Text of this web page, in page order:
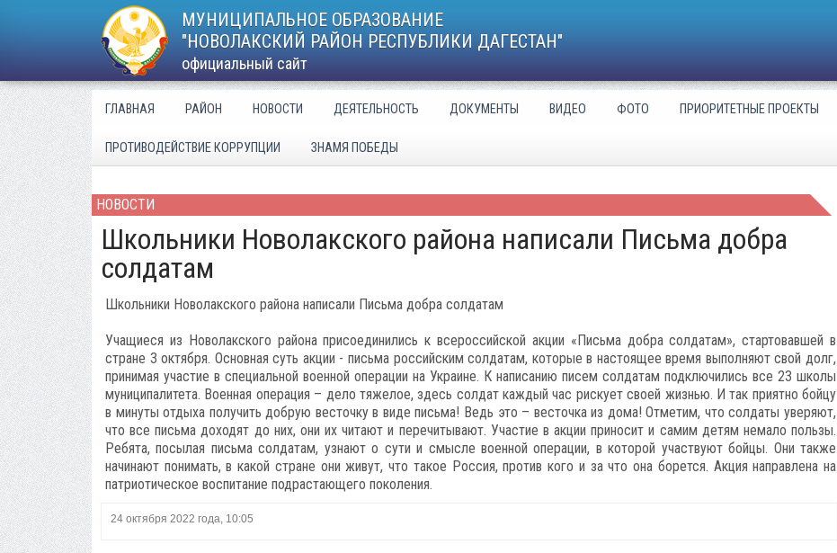
МУНИЦИПАЛЬНОЕ ОБРАЗОВАНИЕ
"НОВОЛАКСКИЙ РАЙОН РЕСПУБЛИКИ ДАГЕСТАН"
официальный сайт
ГЛАВНАЯ РАЙОН НОВОСТИ ДЕЯТЕЛЬНОСТЬ ДОКУМЕНТЫ ВИДЕО ФОТО ПРИОРИТЕТНЫЕ ПРОЕКТЫ
ПРОТИВОДЕЙСТВИЕ КОРРУПЦИИ ЗНАМЯ ПОБЕДЫ
НОВОСТИ
Школьники Новолакского района написали Письма добра
солдатам
Школьники Новолакского района написали Письма добра солдатам
Учащиеся из Новолакского района присоединились к всероссийской акции «Письма добра солдатам», стартовавшей в
стране 3 октября. Основная суть акции - письма российским солдатам, которые в настоящее время выполняют свой долг,
принимая участие в специальной военной операции на Украине. К написанию писем солдатам подключились все 23 школы
муниципалитета. Военная операция – дело тяжелое, здесь солдат каждый час рискует своей жизнью. И так приятно бойцу
в минуты отдыха получить добрую весточку в виде письма! Ведь это – весточка из дома! Отметим, что солдаты уверяют,
что все письма доходят до них, они их читают и перечитывают. Участие в акции приносит и самим детям немало пользы.
Ребята, посылая письма солдатам, узнают о сути и смысле военной операции, в которой участвуют бойцы. Они также
начинают понимать, в какой стране они живут, что такое Россия, против кого и за что она борется. Акция направлена на
патриотическое воспитание подрастающего поколения.
24 октября 2022 года, 10:05